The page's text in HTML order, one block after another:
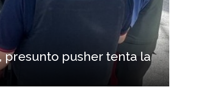
presunto pusher tenta la